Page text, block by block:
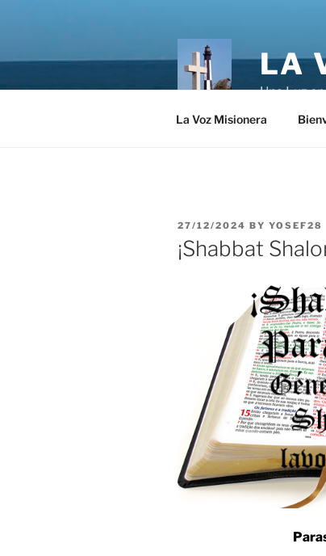
LA
Una Luz
La Voz Misionera
POSTED
ON
27/12/2024 BY YOSEF28
¡Shabbat